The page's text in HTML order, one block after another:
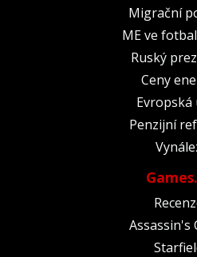
Migrační
ME ve
Ruský
Ceny
Evropská
Penzijní
Assassin's